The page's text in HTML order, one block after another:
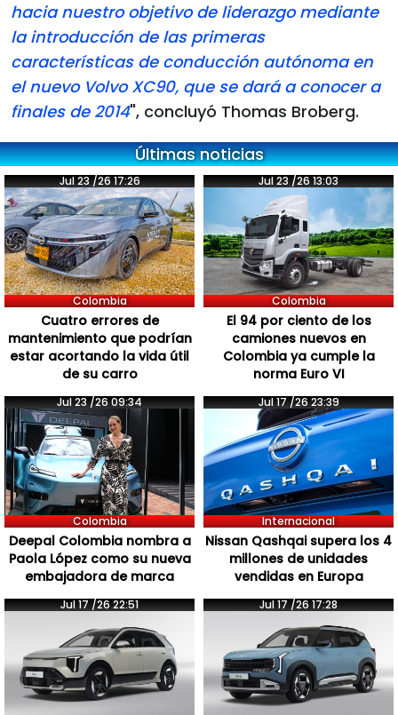
hacia nuestro objetivo de liderazgo mediante
la introducción de las primeras
características de conducción autónoma en
el nuevo Volvo XC90, que se dará a conocer a
finales de 2014", concluyó Thomas Broberg.
Últimas noticias
Jul 23 /26 17:26
Colombia
Cuatro errores de
mantenimiento que podrían
estar acortando la vida útil
de su carro
Jul 23 /26 13:03
Colombia
El 94 por ciento de los
camiones nuevos en
Colombia ya cumple la
norma Euro VI
Jul 23 /26 09:34
Colombia
Deepal Colombia nombra a
Paola López como su nueva
embajadora de marca
Jul 17 /26 23:39
Internacional
Nissan Qashqai supera los 4
millones de unidades
vendidas en Europa
Jul 17 /26 22:51 Jul 17 /26 17:28